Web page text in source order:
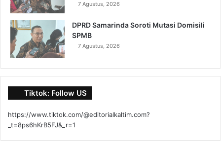
7 Agustus, 2026
DPRD Samarinda Soroti Mutasi Domisili
SPMB
7 Agustus, 2026
Tiktok: Follow US
https://www.tiktok.com/@editorialkaltim.com?
_t=8ps6hKrB5FJ&_r=1